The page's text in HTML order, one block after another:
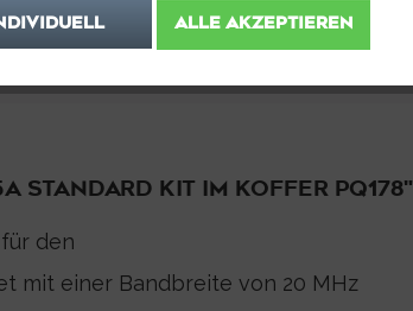
ALLE AKZEPTIEREN
STANDARD KIT IM KOFFER PQ178"
den
mit einer Bandbreite von 20 MHz